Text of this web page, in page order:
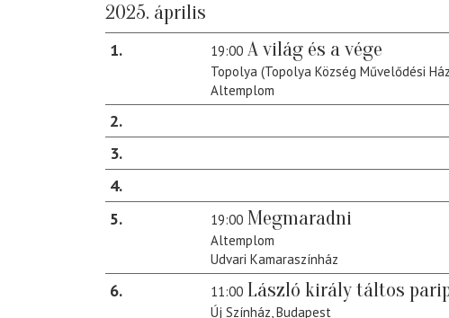
2025. április
1 19:00 A világ és a vége
Topolya (Topolya Község Művelődési
Altemplom
2
3
4
5
19:00 Megmaradni
Altemplom
Udvari Kamaraszínház
6 11:00 László király táltos
Új Színház, Budapest